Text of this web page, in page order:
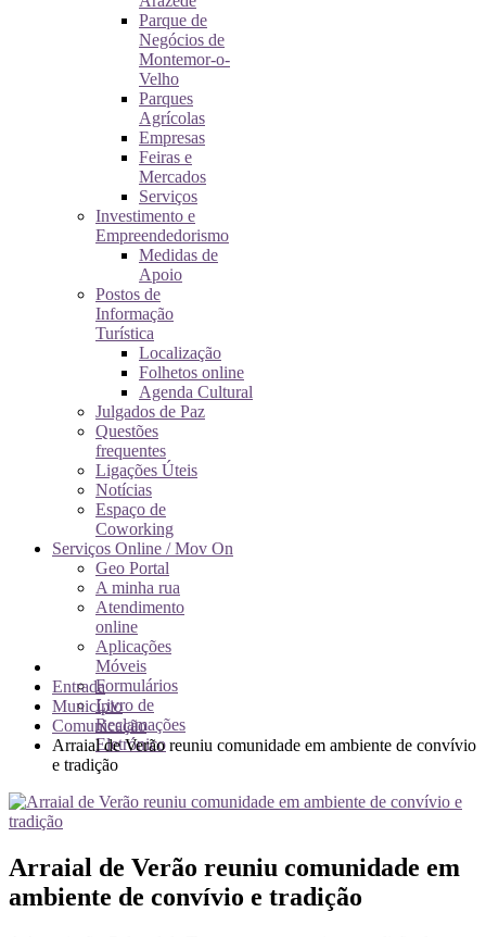
Parque de
Negócios de
Montemor-o-
Velho
Parques
Agrícolas
Empresas
Feiras e
Mercados
Serviços
Investimento e
Empreendedorismo
Medidas de
Apoio
Postos de
Informação
Turística
Localização
Folhetos online
Agenda Cultural
Julgados de Paz
Questões
frequentes
Ligações Úteis
Notícias
Espaço de
Coworking
Serviços Online / Mov On
Geo Portal
A minha rua
Atendimento
online
Aplicações
Móveis
Formulários
Livro de
Reclamações
Eletrónico
Entrada
Município
Comunicação
Arraial de Verão reuniu comunidade em ambiente de convívio
e tradição
Arraial de Verão reuniu comunidade em
ambiente de convívio e tradição